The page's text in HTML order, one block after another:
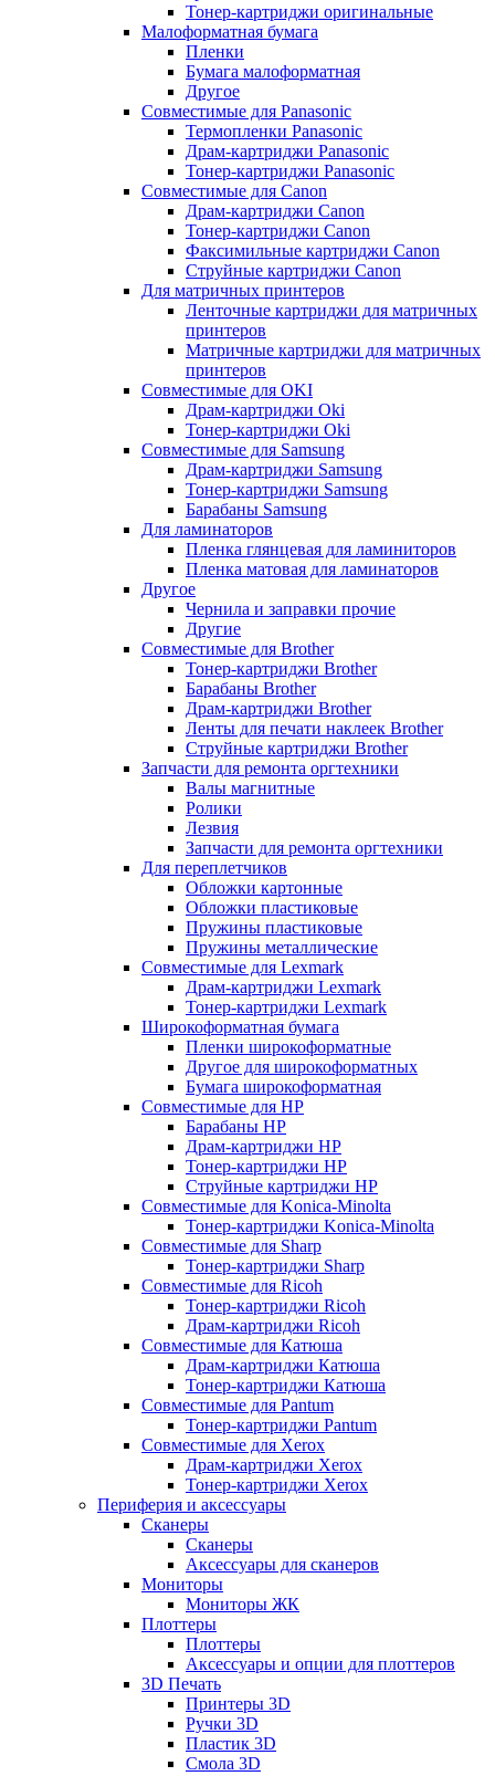
Тонер-картриджи оригинальные
Малоформатная бумага
Пленки
Бумага малоформатная
Другое
Совместимые для Panasonic
Термопленки Panasonic
Драм-картриджи Panasonic
Тонер-картриджи Panasonic
Совместимые для Canon
Драм-картриджи Canon
Тонер-картриджи Canon
Факсимильные картриджи Canon
Струйные картриджи Canon
Для матричных принтеров
Ленточные картриджи для матричных
принтеров
Матричные картриджи для матричных
принтеров
Совместимые для OKI
Драм-картриджи Oki
Тонер-картриджи Oki
Совместимые для Samsung
Драм-картриджи Samsung
Тонер-картриджи Samsung
Барабаны Samsung
Для ламинаторов
Пленка глянцевая для ламиниторов
Пленка матовая для ламинаторов
Другое
Чернила и заправки прочие
Другие
Совместимые для Brother
Тонер-картриджи Brother
Барабаны Brother
Драм-картриджи Brother
Ленты для печати наклеек Brother
Струйные картриджи Brother
Запчасти для ремонта оргтехники
Валы магнитные
Ролики
Лезвия
Запчасти для ремонта оргтехники
Для переплетчиков
Обложки картонные
Обложки пластиковые
Пружины пластиковые
Пружины металлические
Совместимые для Lexmark
Драм-картриджи Lexmark
Тонер-картриджи Lexmark
Широкоформатная бумага
Пленки широкоформатные
Другое для широкоформатных
Бумага широкоформатная
Совместимые для HP
Барабаны HP
Драм-картриджи HP
Тонер-картриджи HP
Струйные картриджи HP
Совместимые для Konica-Minolta
Тонер-картриджи Konica-Minolta
Совместимые для Sharp
Тонер-картриджи Sharp
Совместимые для Ricoh
Тонер-картриджи Ricoh
Драм-картриджи Ricoh
Совместимые для Катюша
Драм-картриджи Катюша
Тонер-картриджи Катюша
Совместимые для Pantum
Тонер-картриджи Pantum
Совместимые для Xerox
Драм-картриджи Xerox
Тонер-картриджи Xerox
Периферия и аксессуары
Сканеры
Сканеры
Аксессуары для сканеров
Мониторы
Мониторы ЖК
Плоттеры
Плоттеры
Аксессуары и опции для плоттеров
3D Печать
Принтеры 3D
Ручки 3D
Пластик 3D
Смола 3D